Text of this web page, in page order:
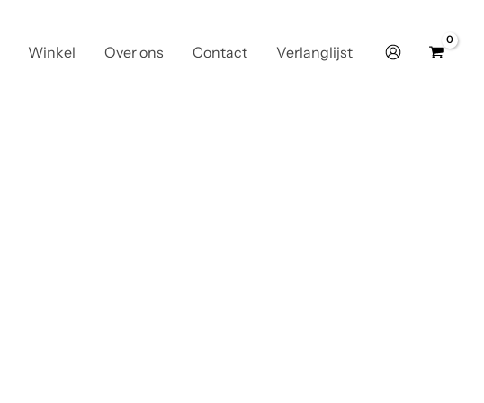
Winkel Over ons Contact Verlanglijst